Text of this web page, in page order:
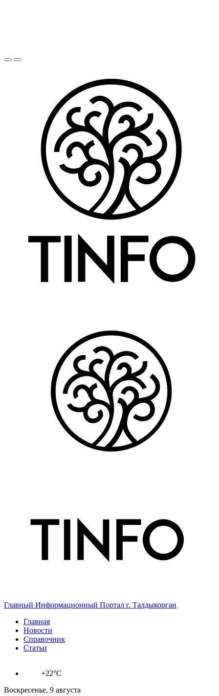
Главный Информационный Портал г. Талдыкорган
Главная
Новости
Справочник
Статьи
+22°C
Воскресенье, 9 августа